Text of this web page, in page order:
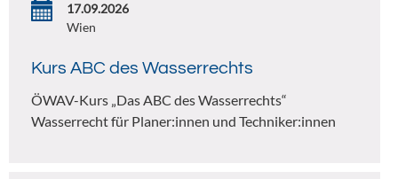
17.09.2026
Wien
Kurs ABC des Wasserrechts
ÖWAV-Kurs „Das ABC des Wasserrechts“
Wasserrecht für Planer:innen und Techniker:innen